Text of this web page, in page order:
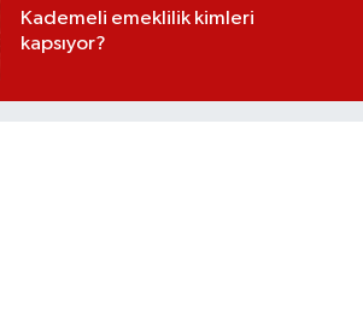
Kademeli emeklilik kimleri
kapsıyor?